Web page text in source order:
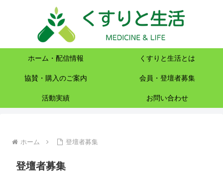
ホーム・配信情報 くすりと生活とは
協賛・購入のご案内 会員・登壇者募集
活動実績 お問い合わせ
ホーム 登壇者募集
登壇者募集